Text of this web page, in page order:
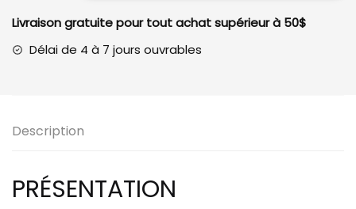
bord
Pilotez
optimiser
de
décision
Livraison gratuite pour tout achat supérieur à 50$
Délai de 4 à 7 jours ouvrables
Description
PRÉSENTATION